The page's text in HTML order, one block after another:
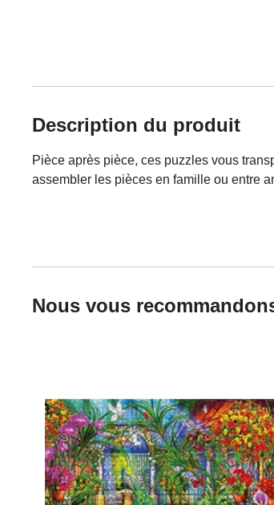
Description du produit
Pièce après pièce, ces puzzles vous
assembler les pièces en famille ou entre
Nous vous